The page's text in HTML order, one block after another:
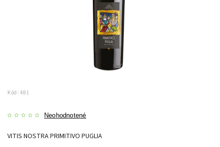
Kód: 481
Neohodnotené
VITIS NOSTRA PRIMITIVO PUGLIA